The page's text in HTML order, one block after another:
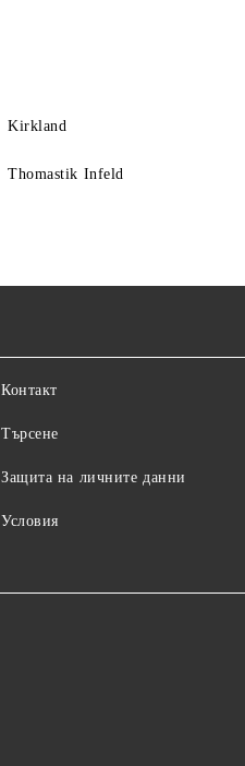
Kirkland
Thomastik Infeld
Контакт
Търсене
Защита на личните данни
Условия